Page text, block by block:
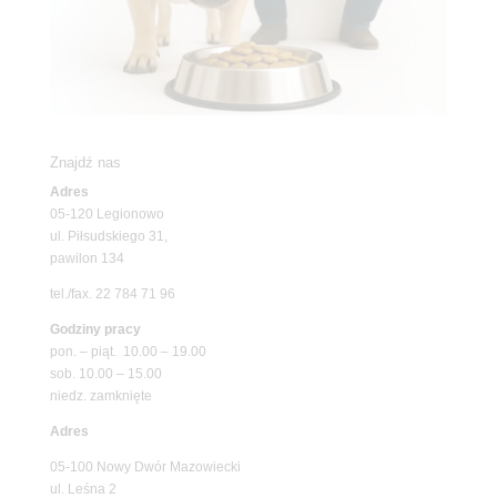
Znajdź nas
Adres
05-120 Legionowo
ul. Piłsudskiego 31,
pawilon 134
tel./fax. 22 784 71 96
Godziny pracy
pon. – piąt. 10.00 – 19.00
sob. 10.00 – 15.00
niedz. zamknięte
Adres
05-100 Nowy Dwór Mazowiecki
ul. Leśna 2